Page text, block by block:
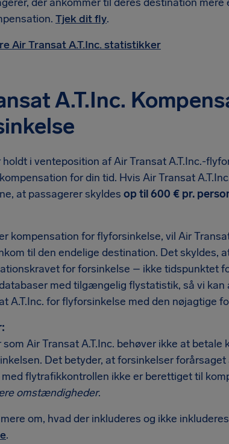
Tjek dit fly.
Air Transat A.T.Inc. statistikker
A.T.Inc.
holdt i venteposition af Air Transat A.T.Inc.-
for din tid. Hvis Air Transat
at passagerer skyldes op til 600 € pr.
kompensation for flyforsinkelse, vil Air
til den endelige destination. Det skyldes,
for forsinkelse – ikke tidspunktet
med tilgængelig flystatistik, så vi
A.T.Inc. for flyforsinkelse med den nøjagtige
Air Transat A.T.Inc. behøver ikke at
Det betyder, at forsinkelser
flytrafikkontrollen ikke er berettiget til
omstændigheder.
om, hvad der inkluderes og ikke
.